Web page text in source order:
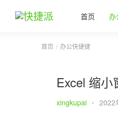
首页 办
首页 办公快捷键
Excel 缩小
xingkupai • 2022